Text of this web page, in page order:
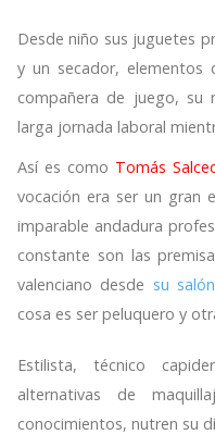
Desde niño sus juguetes
y un secador,
compañera de juego, su
larga jornada laboral
Así es como Tomás
vocación era ser un gran
imparable andadura
constante son las
valenciano desde su
cosa es ser peluquero y
Estilista, técnico
alternativas de
conocimientos, nutren su